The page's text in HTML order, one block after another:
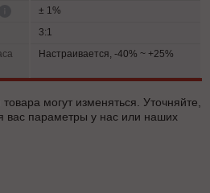
± 1%
3:1
Настраивается, -40% ~ +25%
могут изменяться. Уточняйте,
вас параметры у нас или наших